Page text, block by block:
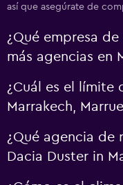
así que asegúrate de
¿Qué empresa
más agencias en
¿Cuál es el límite
Marrakech,
¿Qué agencia de
Dacia Duster in